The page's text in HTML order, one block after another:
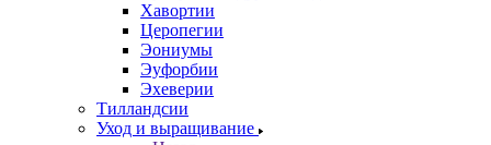
Хавортии
Церопегии
Эониумы
Эуфорбии
Эхеверии
Тилландсии
Уход и выращивание